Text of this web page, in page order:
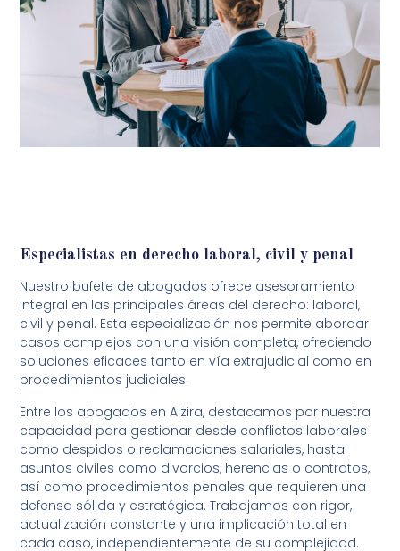
Especialistas en derecho laboral, civil y penal
Nuestro bufete de abogados ofrece asesoramiento
integral en las principales áreas del derecho: laboral,
civil y penal. Esta especialización nos permite abordar
casos complejos con una visión completa, ofreciendo
soluciones eficaces tanto en vía extrajudicial como en
procedimientos judiciales.
Entre los abogados en Alzira, destacamos por nuestra
capacidad para gestionar desde conflictos laborales
como despidos o reclamaciones salariales, hasta
asuntos civiles como divorcios, herencias o contratos,
así como procedimientos penales que requieren una
defensa sólida y estratégica. Trabajamos con rigor,
actualización constante y una implicación total en
cada caso, independientemente de su complejidad.